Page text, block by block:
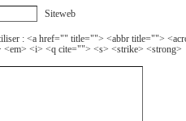
Siteweb
: <a href="" title=""> <abbr title="">
<em> <i> <q cite=""> <s> <strike> <strong>